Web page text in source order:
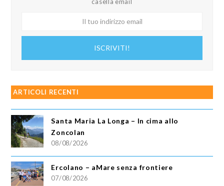
ISCRIVITI!
ARTICOLI RECENTI
Santa Maria La Longa – In cima allo
Zoncolan
08/08/2026
Ercolano – aMare senza frontiere
07/08/2026